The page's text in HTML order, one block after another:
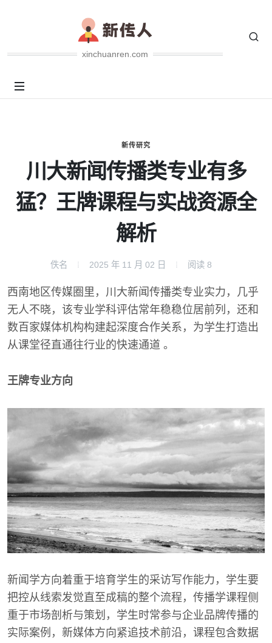
xinchuanren.com
新传研究
川大新闻传播类专业有多
猛？王牌课程与实战资源全
解析
佚名 2025 年 11 月 02 日 阅读 8
西南地区传媒圈里，川大新闻传播类专业实力，几乎
无人不晓，该专业学科评估常年稳稳位居前列，还和
数百家媒体机构构建起深度合作关系，为学生打造出
从课堂径直通往行业的快速通道 。
王牌专业方向
新闻学方向着重于培育学生的采访写作能力，学生要
把控从线索发觉直至成稿的整个流程，传播学课程侧
重于市场剖析与策划，学生时常参与企业品牌传播的
实际案例，新媒体方向紧追技术前沿，课程包含数据